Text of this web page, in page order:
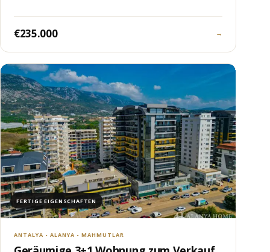
€235.000 →
FERTIGE EIGENSCHAFTEN
ANTALYA - ALANYA - MAHMUTLAR